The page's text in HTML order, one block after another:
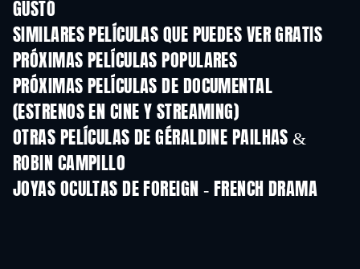
GUSTÓ
SIMILARES PELÍCULAS QUE PUEDES VER GRATIS
PRÓXIMAS PELÍCULAS POPULARES
PRÓXIMAS PELÍCULAS DE DOCUMENTAL
(ESTRENOS EN CINE Y STREAMING)
OTRAS PELÍCULAS DE GÉRALDINE PAILHAS &
ROBIN CAMPILLO
JOYAS OCULTAS DE FOREIGN - FRENCH DRAMA
TV